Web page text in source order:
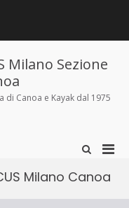
Milano Sezione
di Canoa e Kayak dal 1975
Mostra
moduloper
Milano Canoa